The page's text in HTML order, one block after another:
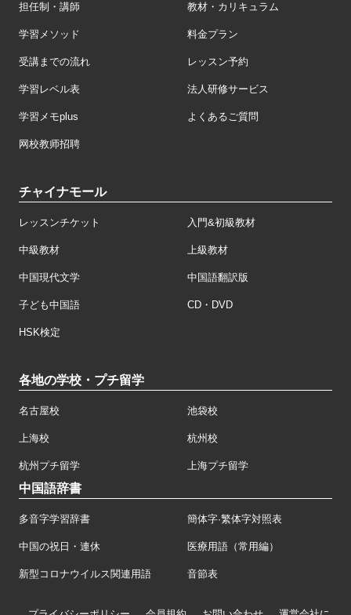
担任制・講師 教材・カリキュラム
学習メソッド 料金プラン
受講までの流れ レッスン予約
学習レベル表 法人研修サービス
学習メモplus よくあるご質問
网校教师招聘
チャイナモール
レッスンチケット 入門&初級教材
中級教材 上級教材
中国現代文学 中国語翻訳版
子ども中国語 CD・DVD
HSK検定
各地の学校・プチ留学
名古屋校 池袋校
上海校 杭州校
杭州プチ留学 上海プチ留学
中国語辞書
多音字学習辞書 簡体字·繁体字対照表
中国の祝日・連休 医療用語（常用編）
新型コロナウイルス関連用語 音節表